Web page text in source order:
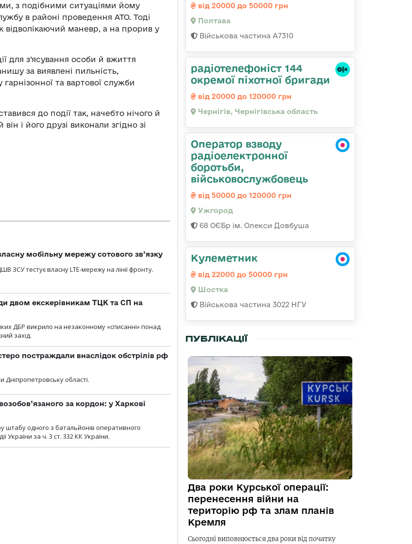
з подібними ситуаціями йому
в районі проведення АТО. Тоді
відволікаючий маневр, а на прорив у
для з’ясування особи й вжиття
за виявлені пильність,
та вартової служби
до події так, начебто нічого й
і його друзі виконали згідно зі
мобільну мережу сотового зв’язку
ЗСУ тестує власну LTE-мережу на лінії фронту.
двом екскерівникам ТЦК та СП на
ДБР викрило на незаконному «списанні» понад
захід.
постраждали внаслідок обстрілів рф
Дніпропетровську області.
за кордон: у Харкові
штабу одного з батальйонів оперативного
України за ч. 3 ст. 332 КК України.
від 20000 до 50000 грн
Полтава
Військова частина A7310
радіотелефоніст 144
окремої піхотної бригади
від 20000 до 120000 грн
Чернігів, Чернігівська область
Оператор взводу
радіоелектронної
боротьби,
військовослужбовець
від 50000 до 120000 грн
Ужгород
68 ОЄБр ім. Олекси Довбуша
Кулеметник
від 22000 до 50000 грн
Шостка
Військова частина 3022 НГУ
ПУБЛІКАЦІЇ
Два роки Курської операції:
перенесення війни на
територію рф та злам планів
Кремля
Сьогодні виповнюється два роки від початку